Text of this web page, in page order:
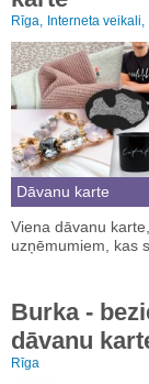
Rīga, Interneta veikali,
Dāvanu karte
Viena dāvanu
uzņēmumiem, kas
Burka -
dāvanu
Rīga